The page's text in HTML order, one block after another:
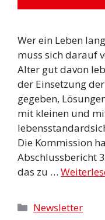
Wer ein Leben
muss sich darauf
Alter gut davon
der Einsetzung
gegeben,
mit kleinen und
Die Kommission
Abschlussbericht
das zu …
Kategorien
Newsletter